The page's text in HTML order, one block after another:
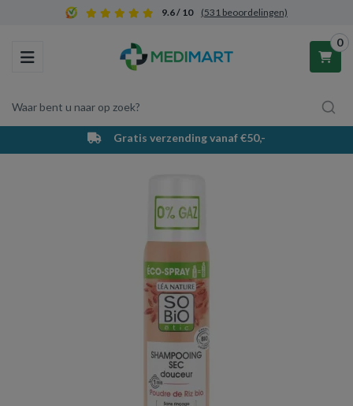
9.6 / 10 (531 beoordelingen)
Toggle navigation
Waar bent u naar op zoek?
0
Winkelwagen
Uw winkelwagen is leeg.
Vul hem met producten.
Gratis verzending vanaf €50,-